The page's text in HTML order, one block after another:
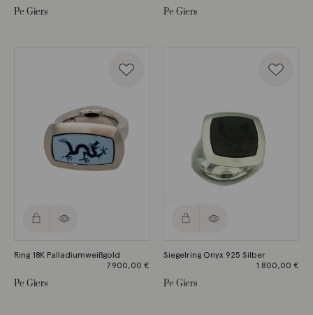
Pe Giers Pe Giers
Ring 18K Palladiumweißgold
7.900,00 €
Pe Giers
Siegelring Onyx 925 Silber
1.800,00 €
Pe Giers